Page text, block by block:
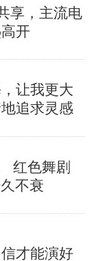
享，主流电
开
让我更大
追求灵感
红色舞剧
不衰
才能演好